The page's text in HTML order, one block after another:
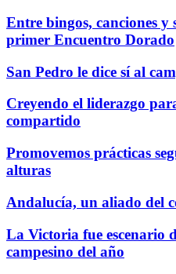
Entre bingos, canciones y
primer Encuentro Dorado
San Pedro le dice sí al
Creyendo el liderazgo
compartido
Promovemos prácticas
alturas
Andalucía, un aliado del
La Victoria fue escenario
campesino del año